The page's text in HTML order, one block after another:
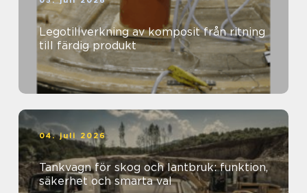
Legotillverkning av komposit från ritning
till färdig produkt
04. juli 2026
Tankvagn för skog och lantbruk: funktion,
säkerhet och smarta val